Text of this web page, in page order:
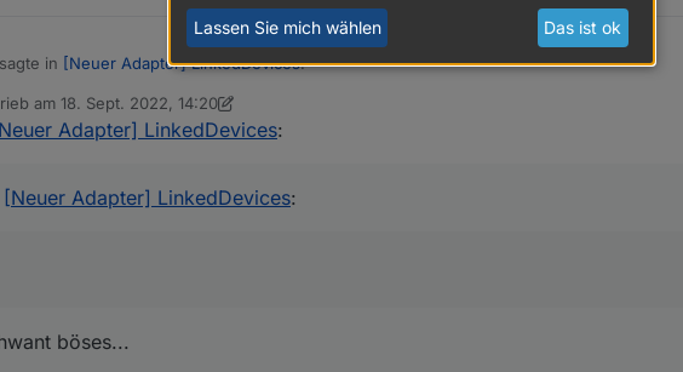
18 15:51:36.689	warn	Could not add alias subscription: Alias
sagte in [Neuer Adapter] LinkedDevices:
Verzeichnisses ein "Gerät" - als Folder
mir schwant böses...
am 18. Sept. 2022, 14:20
editiert von mickym
Adapter] LinkedDevices:
[Neuer Adapter] LinkedDevices:
böses...
Lassen Sie mich wählen Das ist ok